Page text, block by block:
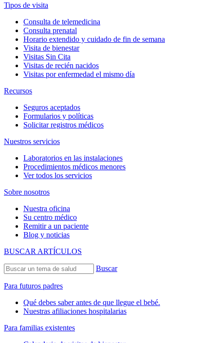
Tipos de visita
Consulta de telemedicina
Consulta prenatal
Horario extendido y cuidado de fin de semana
Visita de bienestar
Visitas Sin Cita
Visitas de recién nacidos
Visitas por enfermedad el mismo día
Recursos
Seguros aceptados
Formularios y políticas
Solicitar registros médicos
Nuestros servicios
Laboratorios en las instalaciones
Procedimientos médicos menores
Ver todos los servicios
Sobre nosotros
Nuestra oficina
Su centro médico
Remitir a un paciente
Blog y noticias
BUSCAR ARTÍCULOS
Buscar
Para futuros padres
Qué debes saber antes de que llegue el bebé.
Nuestras afiliaciones hospitalarias
Para familias existentes